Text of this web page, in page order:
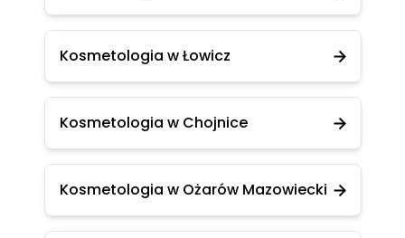
Kosmetologia w Łowicz
Kosmetologia w Chojnice
Kosmetologia w Ożarów Mazowiecki